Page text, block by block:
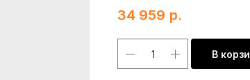
34 959 р.
В